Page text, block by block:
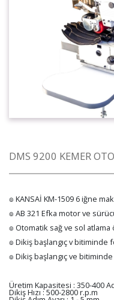
DMS 9200 KEMER
๏ KANSAİ KM-1509 6 iğne
๏ AB 321 Efka motor ve
๏ Otomatik sağ ve sol atlama
๏ Dikiş başlangıç v
๏ Dikiş başlangıç ve
Üretim Kapasitesi : 350-400
Dikiş Hızı : 500-2800 r.p.m